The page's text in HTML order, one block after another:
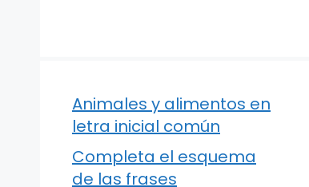
Animales y alimentos en
letra inicial común
Completa el esquema
de las frases